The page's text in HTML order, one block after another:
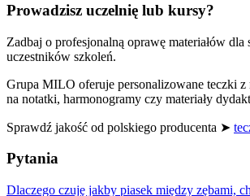
Prowadzisz uczelnię lub kursy?
Zadbaj o profesjonalną oprawę materiałów dla
uczestników szkoleń.
Grupa MILO oferuje personalizowane teczki z
na notatki, harmonogramy czy materiały
Sprawdź jakość od polskiego producenta ➤
Pytania
Dlaczego czuję jakby piasek między zębami,